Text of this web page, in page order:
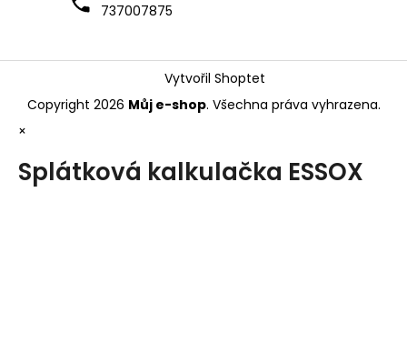
737007875
Vytvořil Shoptet
Copyright 2026 Můj e-shop. Všechna práva vyhrazena.
×
Splátková kalkulačka ESSOX